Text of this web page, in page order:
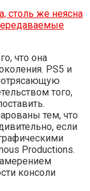
столь же неясна
что она
PS5 и
того,
тем, что
если
Productions.
консоли